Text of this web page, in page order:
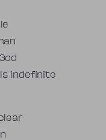
indefinite